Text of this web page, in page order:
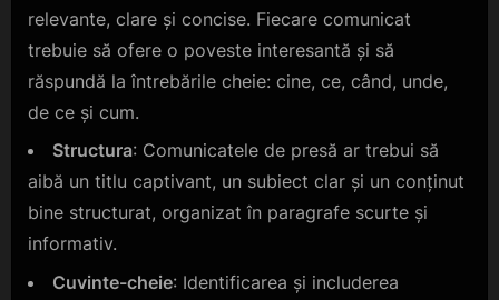
relevante, clare și concise. Fiecare comunicat
trebuie să ofere o poveste interesantă și să
răspundă la întrebările cheie: cine, ce, când, unde,
de ce și cum.
Structura: Comunicatele de presă ar trebui să
aibă un titlu captivant, un subiect clar și un conținut
bine structurat, organizat în paragrafe scurte și
informativ.
Cuvinte-cheie: Identificarea și includerea